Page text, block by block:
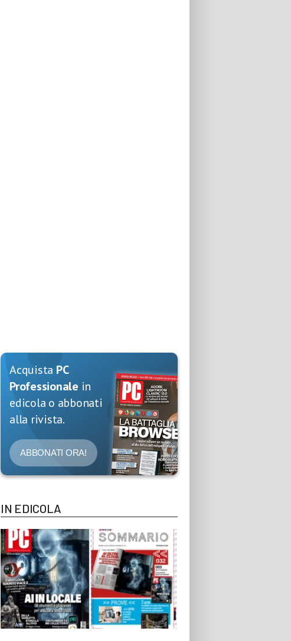
Acquista PC
Professionale in
edicola o abbonati
alla rivista.
ABBONATI ORA!
IN EDICOLA